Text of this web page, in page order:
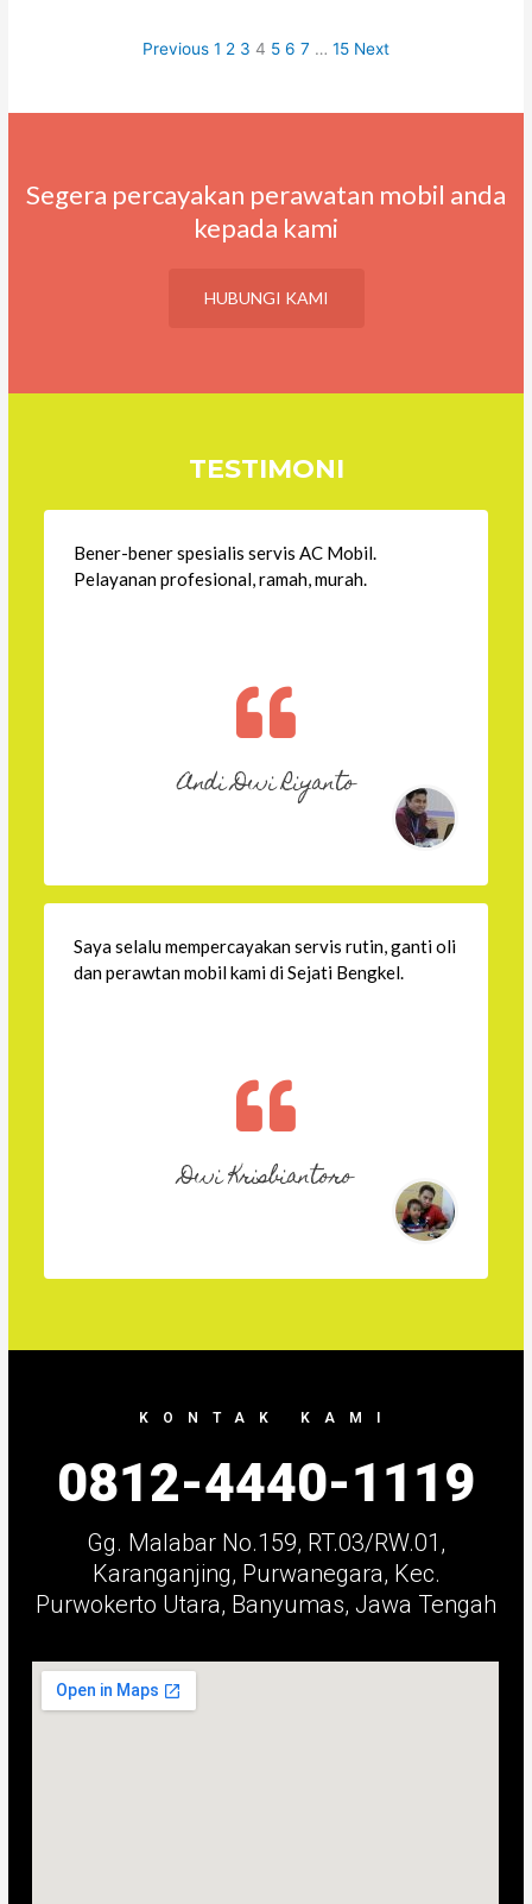
Previous 1 2 3 4 5 6 7 … 15 Next
Segera percayakan perawatan mobil anda
kepada kami
HUBUNGI KAMI
TESTIMONI
Bener-bener spesialis servis AC Mobil.
Pelayanan profesional, ramah, murah.
Andi Dwi Riyanto
Saya selalu mempercayakan servis rutin, ganti oli
dan perawtan mobil kami di Sejati Bengkel.
Dwi Krisbiantoro
KONTAK KAMI
0812-4440-1119
Gg. Malabar No.159, RT.03/RW.01,
Karanganjing, Purwanegara, Kec.
Purwokerto Utara, Banyumas, Jawa Tengah